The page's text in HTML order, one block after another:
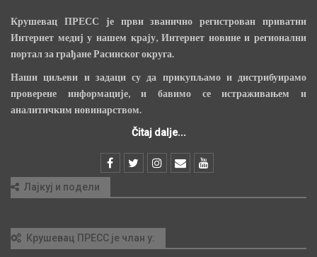
Крушевац ПРЕСС је први званично регистрован приватни
Интернет медиј у нашем крају, Интернет новине и регионални
портал за грађане Расинског округа.
Наши циљеви и задаци су да прикупљамо и дистрибуирамо
проверене информације, и бавимо се истраживањем и
аналитичким новинарством.
Čitaj dalje...
Лајкуј и подели
Крушевац ПРЕСС је члан у: